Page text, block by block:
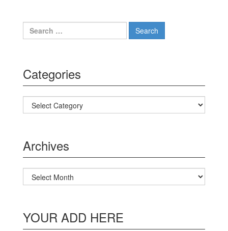
Search for:
Categories
Categories
Archives
Archives
YOUR ADD HERE